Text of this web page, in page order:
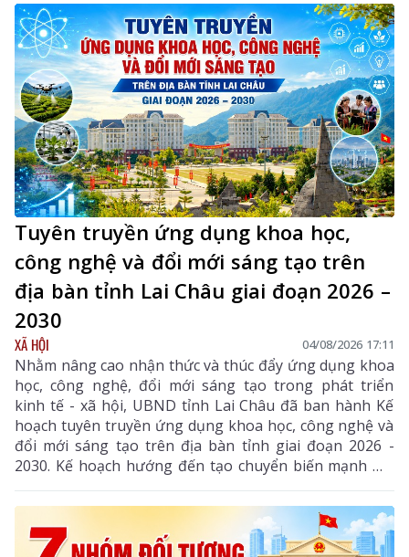
Tuyên truyền ứng dụng khoa học,
công nghệ và đổi mới sáng tạo trên
địa bàn tỉnh Lai Châu giai đoạn 2026 –
2030
XÃ HỘI 04/08/2026 17:11
Nhằm nâng cao nhận thức và thúc đẩy ứng dụng khoa
học, công nghệ, đổi mới sáng tạo trong phát triển
kinh tế - xã hội, UBND tỉnh Lai Châu đã ban hành Kế
hoạch tuyên truyền ứng dụng khoa học, công nghệ và
đổi mới sáng tạo trên địa bàn tỉnh giai đoạn 2026 -
2030. Kế hoạch hướng đến tạo chuyển biến mạnh mẽ
từ nhận thức đến hành động, phát huy vai trò của
khoa học, công nghệ, đổi mới sáng tạo và chuyển đổi
số, góp phần thực hiện hiệu quả các mục tiêu phát
triển của tỉnh trong giai đoạn mới.